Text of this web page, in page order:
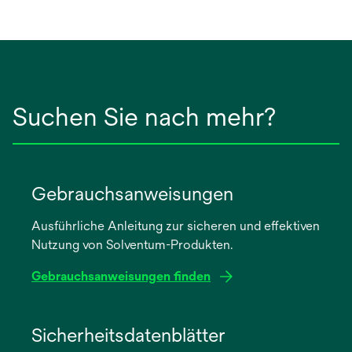
Suchen Sie nach mehr?
Gebrauchsanweisungen
Ausführliche Anleitung zur sicheren und effektiven
Nutzung von Solventum-Produkten.
Gebrauchsanweisungen finden
Sicherheitsdatenblätter